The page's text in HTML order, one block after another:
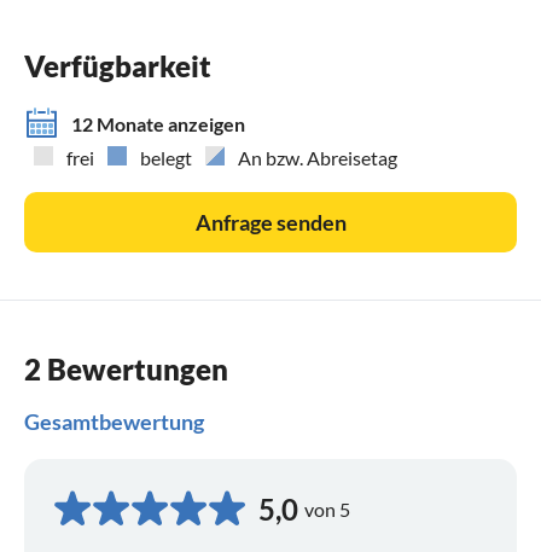
Verfügbarkeit
12 Monate anzeigen
frei
belegt An bzw. Abreisetag
Anfrage senden
2 Bewertungen
Gesamtbewertung
5,0 von 5